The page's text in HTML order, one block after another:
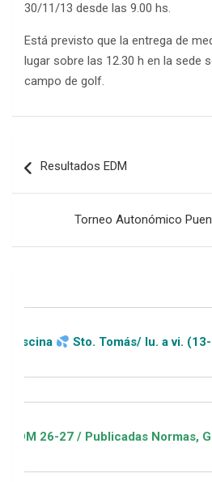
30/11/13 desde las 9.00 hs.
Está previsto que la entrega de
lugar sobre las 12.30 h en la sede
campo de golf.
de
Resultados EDM
Torneo Autonómico
Sto. Tomás/ lu. a vi. (13-18h)/
27 / Publicadas Normas, Guía y